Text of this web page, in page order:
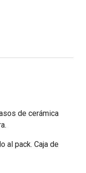
de cerámica
al pack. Caja de